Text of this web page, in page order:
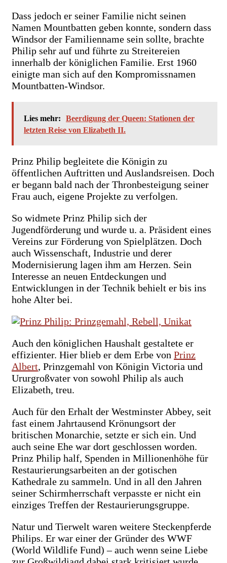
Dass jedoch er seiner Familie nicht seinen
Namen Mountbatten geben konnte, sondern dass
Windsor der Familienname sein sollte, brachte
Philip sehr auf und führte zu Streitereien
innerhalb der königlichen Familie. Erst 1960
einigte man sich auf den Kompromissnamen
Mountbatten-Windsor.
Lies mehr:
Beerdigung der Queen: Stationen der
letzten Reise von Elizabeth II.
Prinz Philip begleitete die Königin zu
öffentlichen Auftritten und Auslandsreisen. Doch
er begann bald nach der Thronbesteigung seiner
Frau auch, eigene Projekte zu verfolgen.
So widmete Prinz Philip sich der
Jugendförderung und wurde u. a. Präsident eines
Vereins zur Förderung von Spielplätzen. Doch
auch Wissenschaft, Industrie und derer
Modernisierung lagen ihm am Herzen. Sein
Interesse an neuen Entdeckungen und
Entwicklungen in der Technik behielt er bis ins
hohe Alter bei.
Auch den königlichen Haushalt gestaltete er
effizienter. Hier blieb er dem Erbe von Prinz
Albert, Prinzgemahl von Königin Victoria und
Ururgroßvater von sowohl Philip als auch
Elizabeth, treu.
Auch für den Erhalt der Westminster Abbey, seit
fast einem Jahrtausend Krönungsort der
britischen Monarchie, setzte er sich ein. Und
auch seine Ehe war dort geschlossen worden.
Prinz Philip half, Spenden in Millionenhöhe für
Restaurierungsarbeiten an der gotischen
Kathedrale zu sammeln. Und in all den Jahren
seiner Schirmherrschaft verpasste er nicht ein
einziges Treffen der Restaurierungsgruppe.
Natur und Tierwelt waren weitere Steckenpferde
Philips. Er war einer der Gründer des WWF
(World Wildlife Fund) – auch wenn seine Liebe